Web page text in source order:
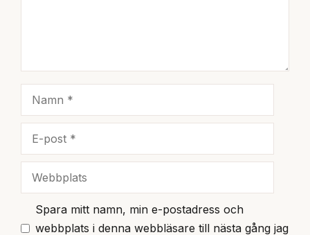
Spara mitt namn, min e-postadress och
webbplats i denna webbläsare till nästa gång jag